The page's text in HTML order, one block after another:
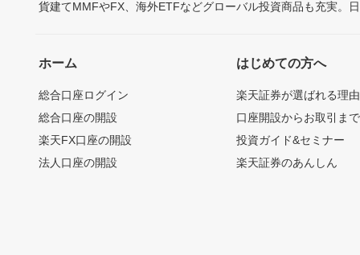
貨建てMMFやFX、海外ETFなどグローバル投資商品も充実。
ホーム
総合口座ログイン
総合口座の開設
楽天FX口座の開設
法人口座の開設
はじめての方へ
楽天証券が選ばれる理由
口座開設からお取引ま
投資ガイド&セミナー
楽天証券のあんしん